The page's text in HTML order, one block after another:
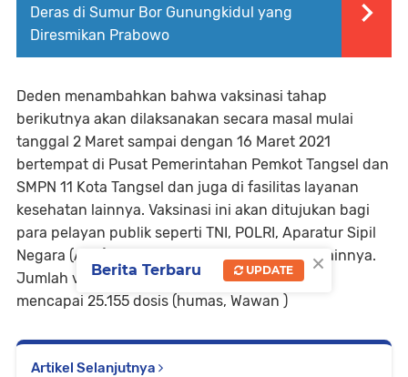
Deras di Sumur Bor Gunungkidul yang
Diresmikan Prabowo
Deden menambahkan bahwa vaksinasi tahap
berikutnya akan dilaksanakan secara masal mulai
tanggal 2 Maret sampai dengan 16 Maret 2021
bertempat di Pusat Pemerintahan Pemkot Tangsel dan
SMPN 11 Kota Tangsel dan juga di fasilitas layanan
kesehatan lainnya. Vaksinasi ini akan ditujukan bagi
para pelayan publik seperti TNI, POLRI, Aparatur Sipil
Negara (ASN) dan petugas pelayanan publik lainnya.
Jumlah vaksin yang disiapkan untuk tahap ini
mencapai 25.155 dosis (humas, Wawan )
Artikel Selanjutnya
×
Berita Terbaru UPDATE